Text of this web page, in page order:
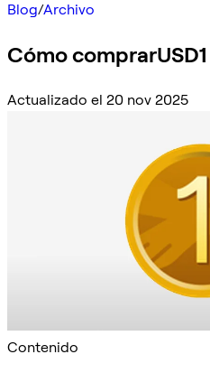
Blog/Archivo
Cómo comprarUSD1
Actualizado el 20 nov 2025
Contenido